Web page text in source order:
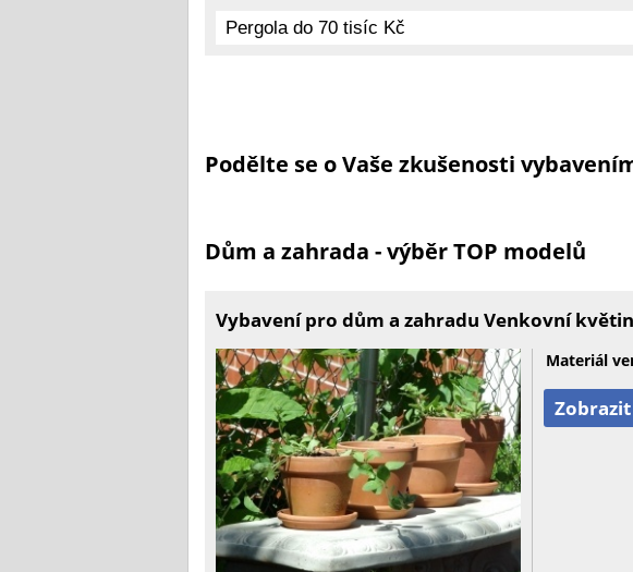
Podělte se o Vaše zkušenosti
Dům a zahrada - výběr TOP modelů
Vybavení pro dům a zahradu Venkovní
Materiál